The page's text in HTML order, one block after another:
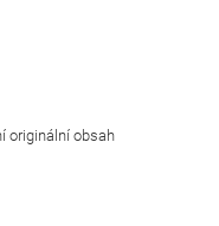
originální obsah